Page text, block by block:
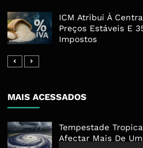
ICM Atribui À
Preços Estáveis E
Impostos
MAIS ACESSADOS
Tempestade
Afectar Mais De